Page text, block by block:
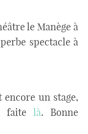
le Manège à
spectacle à
un stage,
faite là. Bonne